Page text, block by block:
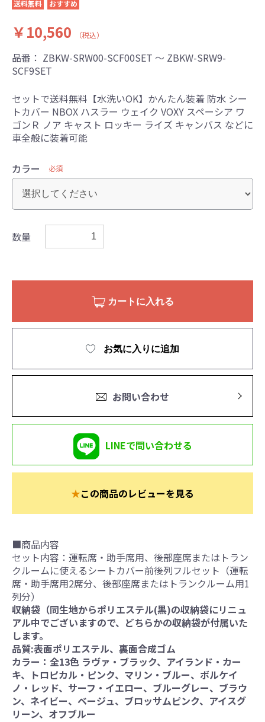
送料無料 おすすめ
￥10,560 （税込）
品番： ZBKW-SRW00-SCF00SET ～ ZBKW-SRW9-
SCF9SET
セットで送料無料【水洗いOK】かんたん装着 防水 シー
トカバー NBOX ハスラー ウェイク VOXY スペーシア ワ
ゴンＲ ノア キャスト ロッキー ライズ キャンバス などに
車全般に装着可能
カラー 必須
数量
カートに入れる
お気に入りに追加
お問い合わせ
LINEで問い合わせる
★この商品のレビューを見る
■商品内容
セット内容：運転席・助手席用、後部座席またはトラン
クルームに使えるシートカバー前後列フルセット（運転
席・助手席用2席分、後部座席またはトランクルーム用1
列分）
収納袋（同生地からポリエステル(黒)の収納袋にリニュ
アル中でございますので、どちらかの収納袋が付属いた
します。
品質:表面ポリエステル、裏面合成ゴム
カラー：全13色 ラヴァ・ブラック、アイランド・カー
キ、トロピカル・ピンク、マリン・ブルー、ボルケイ
ノ・レッド、サーフ・イエロー、ブルーグレー、ブラウ
ン、ネイビー、ベージュ、ブロッサムピンク、アイスグ
リーン、オフブルー